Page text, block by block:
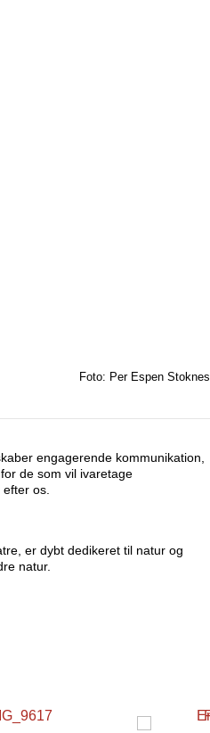
Foto: Per Espen Stoknes
engagerende kommunikation,
de som vil ivaretage
os.
er dybt dedikeret til natur og
natur.